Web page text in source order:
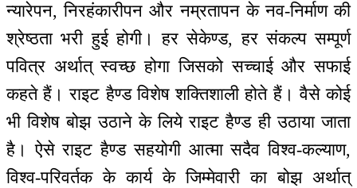
न्यारेपन, निरहंकारीपन और नम्रतापन के नव-निर्माण की
श्रेष्ठता भरी हुई होगी। हर सेकेण्ड, हर संकल्प सम्पूर्ण
पवित्र अर्थात् स्वच्छ होगा जिसको सच्चाई और सफाई
कहते हैं। राइट हैण्ड विशेष शक्तिशाली होते हैं। वैसे कोई
भी विशेष बोझ उठाने के लिये राइट हैण्ड ही उठाया जाता
है। ऐसे राइट हैण्ड सहयोगी आत्मा सदैव विश्व-कल्याण,
विश्व-परिवर्तक के कार्य के जिम्मेवारी का बोझ अर्थात्